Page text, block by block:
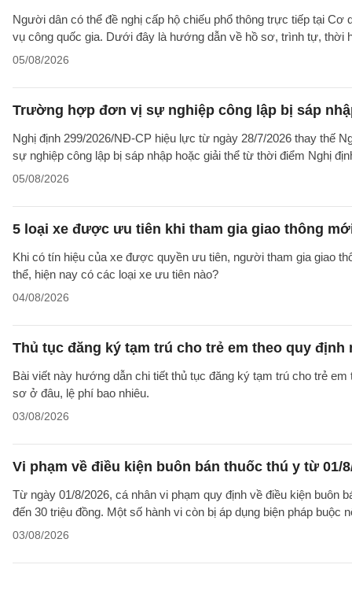
Người dân có thể đề nghị cấp hộ chiếu phổ thông trực tiếp tại
vụ công quốc gia. Dưới đây là hướng dẫn về hồ sơ, trình tự, thời
05/08/2026
Trường hợp đơn vị sự nghiệp công lập bị sáp
Nghị định 299/2026/NĐ-CP hiệu lực từ ngày 28/7/2026 thay thế
sự nghiệp công lập bị sáp nhập hoặc giải thể từ thời điểm Nghị
05/08/2026
5 loại xe được ưu tiên khi tham gia giao thông
Khi có tín hiệu của xe được quyền ưu tiên, người tham gia giao
thể, hiện nay có các loại xe ưu tiên nào?
04/08/2026
Thủ tục đăng ký tạm trú cho trẻ em theo quy định
Bài viết này hướng dẫn chi tiết thủ tục đăng ký tạm trú cho trẻ
sơ ở đâu, lệ phí bao nhiêu.
03/08/2026
Vi phạm về điều kiện buôn bán thuốc thú y từ 01/
Từ ngày 01/8/2026, cá nhân vi phạm quy định về điều kiện buôn
đến 30 triệu đồng. Một số hành vi còn bị áp dụng biện pháp
03/08/2026